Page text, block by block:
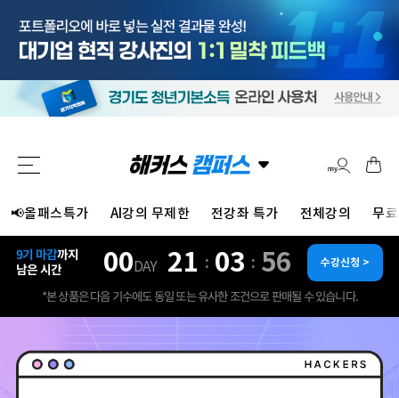
📢올패스특가 AI강의 무제한 전강좌 특가 전체강의 무
9기 마감까지
남은 시간
00 DAY 21 : 03 : 54 수강신청 >
*본 상품은 다음 기수에도 동일 또는 유사한 조건으로 판매될 수 있습니다.